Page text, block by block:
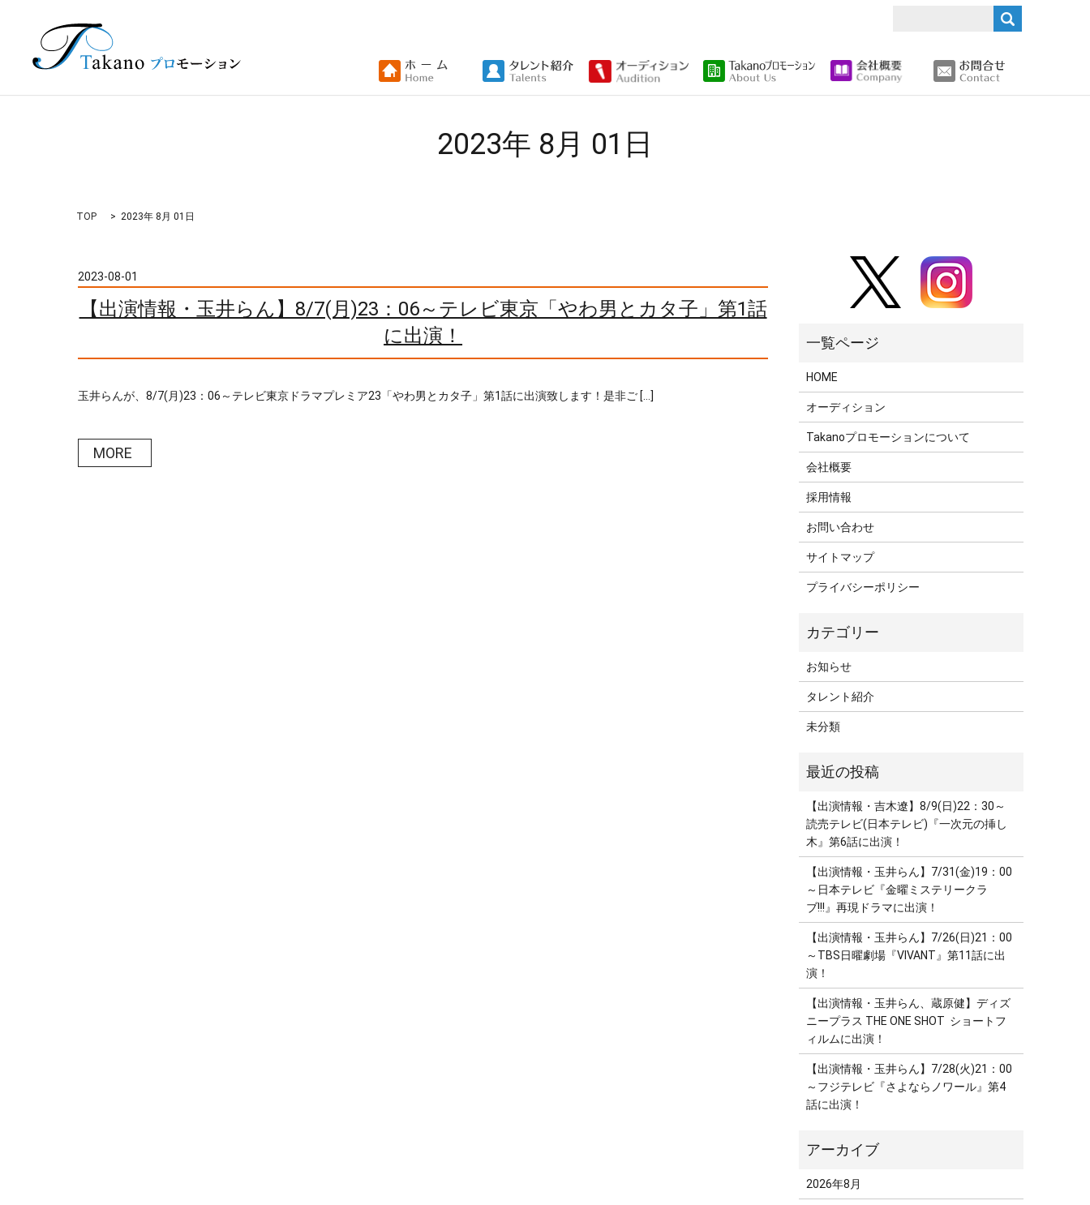
2023年 8月 01日
TOP 2023年 8月 01日
2023-08-01
【出演情報・玉井らん】8/7(月)23：06～テレビ東京「やわ男とカタ子」第1話
に出演！
玉井らんが、8/7(月)23：06～テレビ東京ドラマプレミア23「やわ男とカタ子」第1話に出演致します！是非ご […]
MORE
HOME
オーディション
Takanoプロモーションについて
会社概要
採用情報
お問い合わせ
サイトマップ
プライバシーポリシー
お知らせ
タレント紹介
未分類
【出演情報・吉木遼】8/9(日)22：30～
読売テレビ(日本テレビ)『一次元の挿し
木』第6話に出演！
【出演情報・玉井らん】7/31(金)19：00
～日本テレビ『金曜ミステリークラ
ブ!!!』再現ドラマに出演！
【出演情報・玉井らん】7/26(日)21：00
～TBS日曜劇場『VIVANT』第11話に出
演！
【出演情報・玉井らん、蔵原健】ディズ
ニープラス THE ONE SHOT ショートフ
ィルムに出演！
【出演情報・玉井らん】7/28(火)21：00
～フジテレビ『さよならノワール』第4
話に出演！
2026年8月